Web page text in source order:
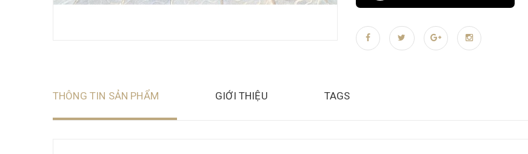
THÔNG TIN SẢN PHẨM GIỚI THIỆU TAGS